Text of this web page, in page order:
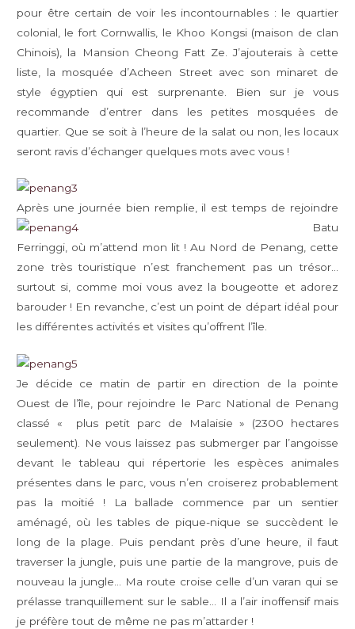
pour être certain de voir les incontournables : le quartier
colonial, le fort Cornwallis, le Khoo Kongsi (maison de clan
Chinois), la Mansion Cheong Fatt Ze. J’ajouterais à cette
liste, la mosquée d’Acheen Street avec son minaret de
style égyptien qui est surprenante. Bien sur je vous
recommande d’entrer dans les petites mosquées de
quartier. Que se soit à l’heure de la salat ou non, les locaux
seront ravis d’échanger quelques mots avec vous !
Après une journée bien remplie, il est temps de rejoindre
Batu
Ferringgi, où m’attend mon lit ! Au Nord de Penang, cette
zone très touristique n’est franchement pas un trésor…
surtout si, comme moi vous avez la bougeotte et adorez
barouder ! En revanche, c’est un point de départ idéal pour
les différentes activités et visites qu’offrent l’île.
Je décide ce matin de partir en direction de la pointe
Ouest de l’île, pour rejoindre le Parc National de Penang
classé « plus petit parc de Malaisie » (2300 hectares
seulement). Ne vous laissez pas submerger par l’angoisse
devant le tableau qui répertorie les espèces animales
présentes dans le parc, vous n’en croiserez probablement
pas la moitié ! La ballade commence par un sentier
aménagé, où les tables de pique-nique se succèdent le
long de la plage. Puis pendant près d’une heure, il faut
traverser la jungle, puis une partie de la mangrove, puis de
nouveau la jungle… Ma route croise celle d’un varan qui se
prélasse tranquillement sur le sable… Il a l’air inoffensif mais
je préfère tout de même ne pas m’attarder !